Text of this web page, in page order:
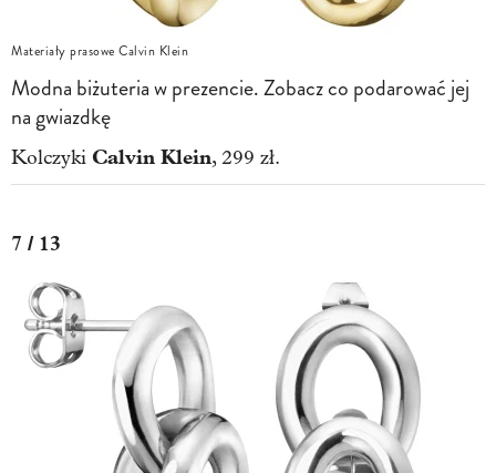
Materiały prasowe Calvin Klein
Modna biżuteria w prezencie. Zobacz co podarować jej
na gwiazdkę
Kolczyki Calvin Klein, 299 zł.
7 / 13